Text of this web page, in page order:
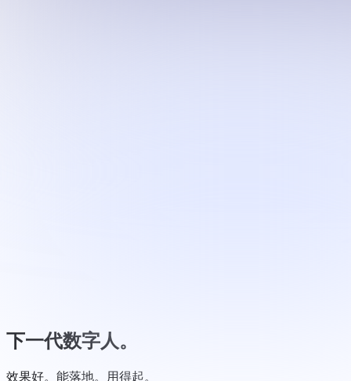
下一代数字人。
效果好。能落地。用得起。